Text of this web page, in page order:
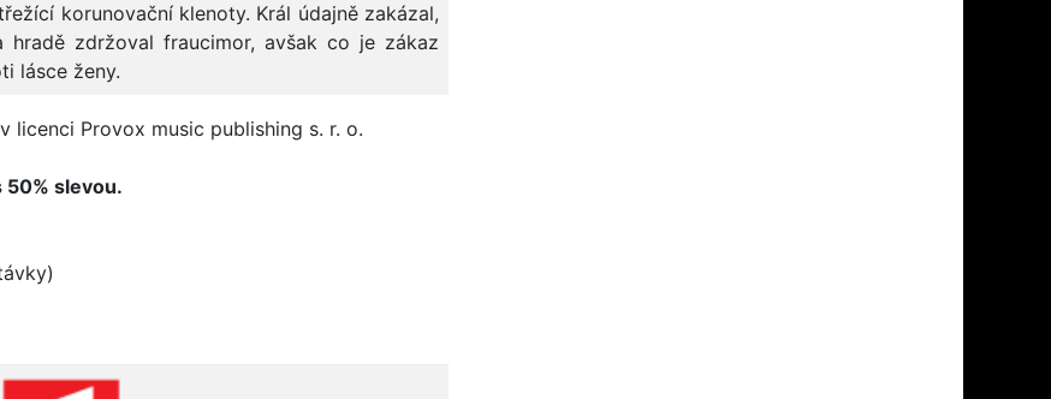
korunovační klenoty. Král údajně zakázal,
hradě zdržoval fraucimor, avšak co je zákaz
lásce ženy.
licenci Provox music publishing s. r. o.
50% slevou.